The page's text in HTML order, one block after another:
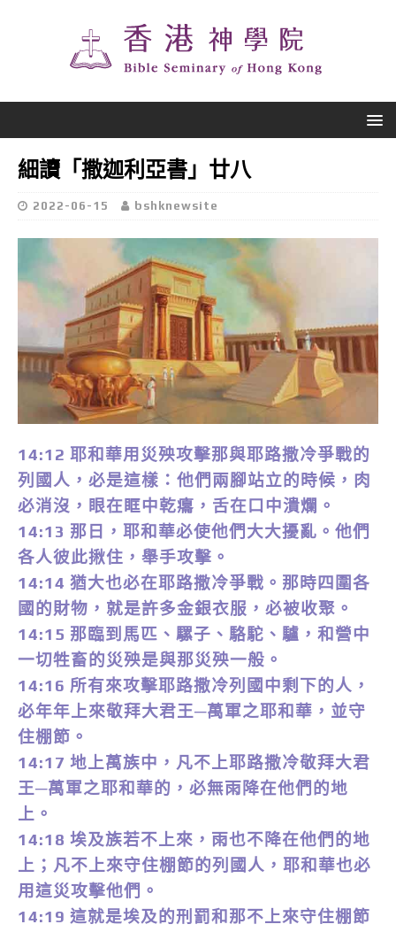
細讀「撒迦利亞書」廿八
2022-06-15 bshknewsite
14:12 耶和華用災殃攻擊那與耶路撒冷爭戰的
列國人，必是這樣：他們兩腳站立的時候，肉
必消沒，眼在眶中乾癟，舌在口中潰爛。
14:13 那日，耶和華必使他們大大擾亂。他們
各人彼此揪住，舉手攻擊。
14:14 猶大也必在耶路撒冷爭戰。那時四圍各
國的財物，就是許多金銀衣服，必被收聚。
14:15 那臨到馬匹、騾子、駱駝、驢，和營中
一切牲畜的災殃是與那災殃一般。
14:16 所有來攻擊耶路撒冷列國中剩下的人，
必年年上來敬拜大君王─萬軍之耶和華，並守
住棚節。
14:17 地上萬族中，凡不上耶路撒冷敬拜大君
王─萬軍之耶和華的，必無雨降在他們的地
上。
14:18 埃及族若不上來，雨也不降在他們的地
上；凡不上來守住棚節的列國人，耶和華也必
用這災攻擊他們。
14:19 這就是埃及的刑罰和那不上來守住棚節